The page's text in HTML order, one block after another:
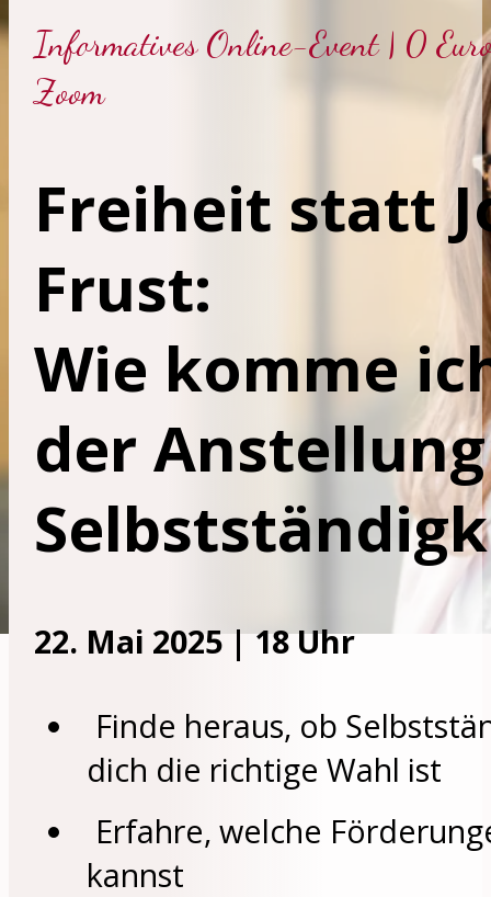
Informatives Online-Event | 0
Zoom
Freiheit statt
Frust:
Wie komme
der
22. Mai 2025 | 18 Uhr
Finde heraus, ob
dich die richtige Wahl ist
Erfahre, welche
kannst